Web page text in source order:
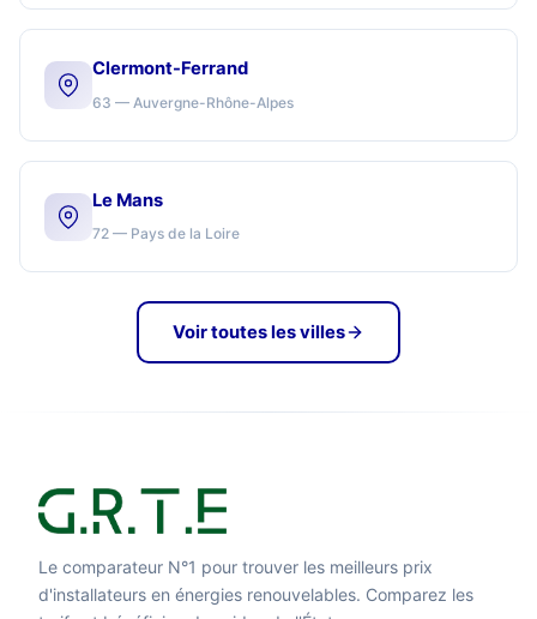
Clermont-Ferrand
63 — Auvergne-Rhône-Alpes
Le Mans
72 — Pays de la Loire
Voir toutes les villes
Le comparateur N°1 pour trouver les meilleurs prix
d'installateurs en énergies renouvelables. Comparez les